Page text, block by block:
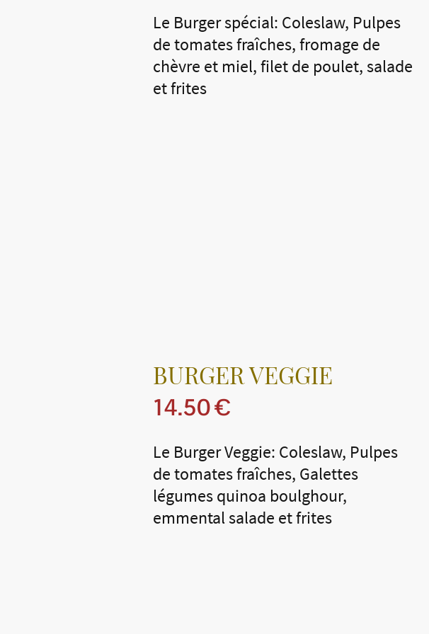
Le Burger spécial: Coleslaw, Pulpes
de tomates fraîches, fromage de
chèvre et miel, filet de poulet, salade
et frites
BURGER VEGGIE
14.50 €
Le Burger Veggie: Coleslaw, Pulpes
de tomates fraîches, Galettes
légumes quinoa boulghour,
emmental salade et frites